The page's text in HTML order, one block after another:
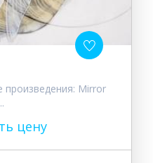
произведения: Mirror
цену